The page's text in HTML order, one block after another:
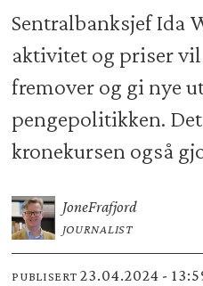
Sentralbanksjef Ida
aktivitet og priser
fremover og gi nye
pengepolitikken.
kronekursen også
JoneFrafjord
JOURNALIST
PUBLISERT 23.04.2024 -